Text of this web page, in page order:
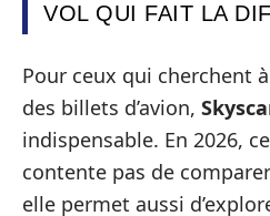
VOL QUI FAIT LA
Pour ceux qui cherchent
des billets d’avion,
indispensable. En 2026,
contente pas de
elle permet aussi